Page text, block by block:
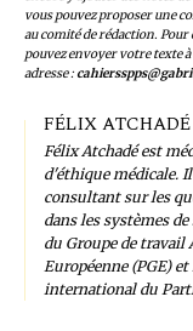
vous pouvez proposer une
au comité de rédaction. Pour
pouvez envoyer votre texte à
adresse :
FÉLIX ATCHADÉ
Félix Atchadé est
d'éthique médicale.
consultant sur les
dans les systèmes
du Groupe de travail
Européenne (PGE)
international du